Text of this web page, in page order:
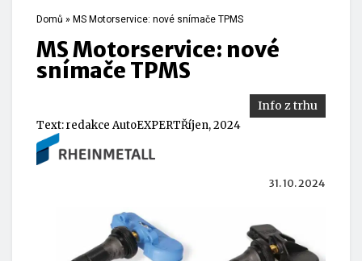
Domů » MS Motorservice: nové snímače TPMS
MS Motorservice: nové
snímače TPMS
Info z trhu
Text:redakce AutoEXPERTŘíjen, 2024
31. 10. 2024